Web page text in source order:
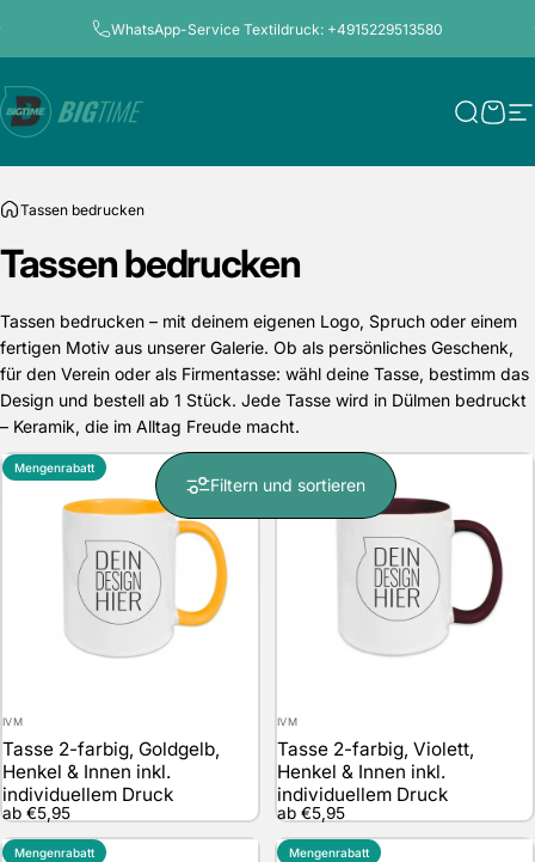
WhatsApp-Service Textildruck: +4915229513580
Bigtime.de Suche
Tassen bedrucken
Tassenbedrucken
Tassen bedrucken – mit deinem eigenen Logo, Spruch oder einem
fertigen Motiv aus unserer Galerie. Ob als persönliches Geschenk,
für den Verein oder als Firmentasse: wähl deine Tasse, bestimm das
Design und bestell ab 1 Stück. Jede Tasse wird in Dülmen bedruckt
– Keramik, die im Alltag Freude macht.
Filtern und sortieren
Mengenrabatt
Anbieter:
IVM
Tasse 2-farbig, Goldgelb,
Henkel & Innen inkl.
individuellem Druck
ab €5,95
Anbieter:
IVM
Tasse 2-farbig, Violett,
Henkel & Innen inkl.
individuellem Druck
ab €5,95
Mengenrabatt Mengenrabatt